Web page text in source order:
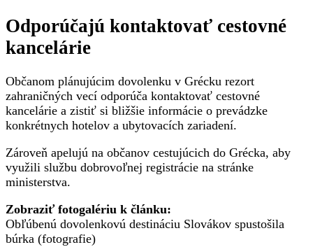
Odporúčajú kontaktovať cestovné
kancelárie
Občanom plánujúcim dovolenku v Grécku rezort
zahraničných vecí odporúča kontaktovať cestovné
kancelárie a zistiť si bližšie informácie o prevádzke
konkrétnych hotelov a ubytovacích zariadení.
Zároveň apelujú na občanov cestujúcich do Grécka, aby
využili službu dobrovoľnej registrácie na stránke
ministerstva.
Zobraziť fotogalériu k článku:
Obľúbenú dovolenkovú destináciu Slovákov spustošila
búrka (fotografie)